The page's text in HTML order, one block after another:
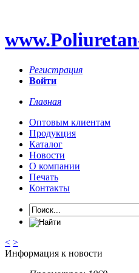
Регистрация
Войти
Главная
Оптовым клиентам
Продукция
Каталог
Новости
О компании
Печать
Контакты
< >
Информация к новости